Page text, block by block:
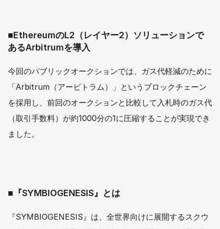
■EthereumのL2（レイヤー2）ソリューションで
あるArbitrumを導入
今回のパブリックオークションでは、ガス代軽減のために
「Arbitrum（アービトラム）」というブロックチェーン
を採用し、前回のオークションと比較して入札時のガス代
（取引手数料）が約1000分の1に圧縮することが実現でき
ました。
■『SYMBIOGENESIS』とは
『SYMBIOGENESIS』は、全世界向けに展開するスクウ